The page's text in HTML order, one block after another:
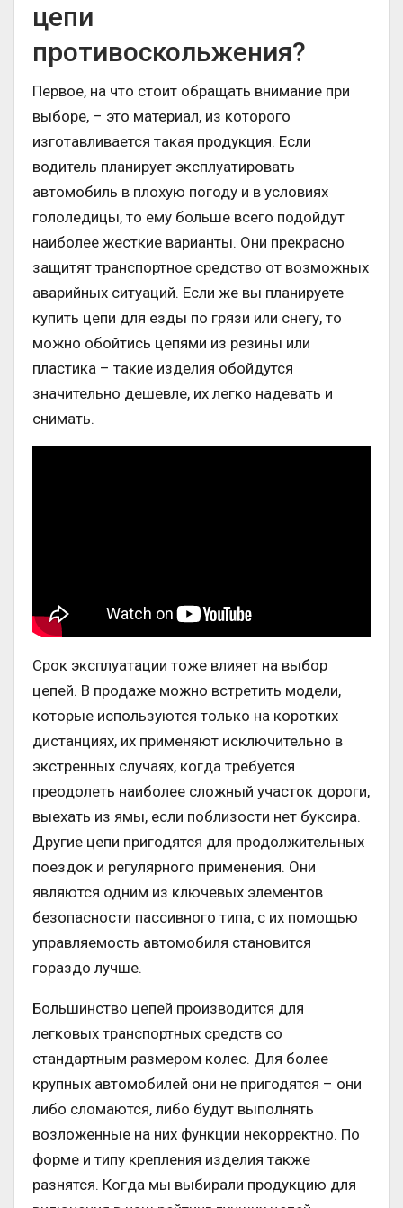
цепи
противоскольжения?
Первое, на что стоит обращать внимание при
выборе, – это материал, из которого
изготавливается такая продукция. Если
водитель планирует эксплуатировать
автомобиль в плохую погоду и в условиях
гололедицы, то ему больше всего подойдут
наиболее жесткие варианты. Они прекрасно
защитят транспортное средство от возможных
аварийных ситуаций. Если же вы планируете
купить цепи для езды по грязи или снегу, то
можно обойтись цепями из резины или
пластика – такие изделия обойдутся
значительно дешевле, их легко надевать и
снимать.
Срок эксплуатации тоже влияет на выбор
цепей. В продаже можно встретить модели,
которые используются только на коротких
дистанциях, их применяют исключительно в
экстренных случаях, когда требуется
преодолеть наиболее сложный участок дороги,
выехать из ямы, если поблизости нет буксира.
Другие цепи пригодятся для продолжительных
поездок и регулярного применения. Они
являются одним из ключевых элементов
безопасности пассивного типа, с их помощью
управляемость автомобиля становится
гораздо лучше.
Большинство цепей производится для
легковых транспортных средств со
стандартным размером колес. Для более
крупных автомобилей они не пригодятся – они
либо сломаются, либо будут выполнять
возложенные на них функции некорректно. По
форме и типу крепления изделия также
разнятся. Когда мы выбирали продукцию для